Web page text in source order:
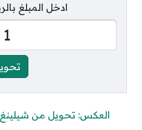
ادخل المبلغ
العكس: تحويل من